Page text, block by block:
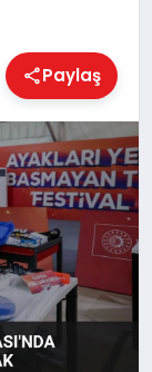
Paylaş